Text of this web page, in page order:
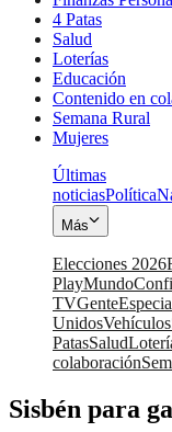
4 Patas
Salud
Loterías
Educación
Contenido en
Semana Rural
Mujeres
Últimas
noticiasPolítica
Más
Elecciones 2026
PlayMundo
TVGente
UnidosVehículos
PatasSalud
colaboración
Sisbén para